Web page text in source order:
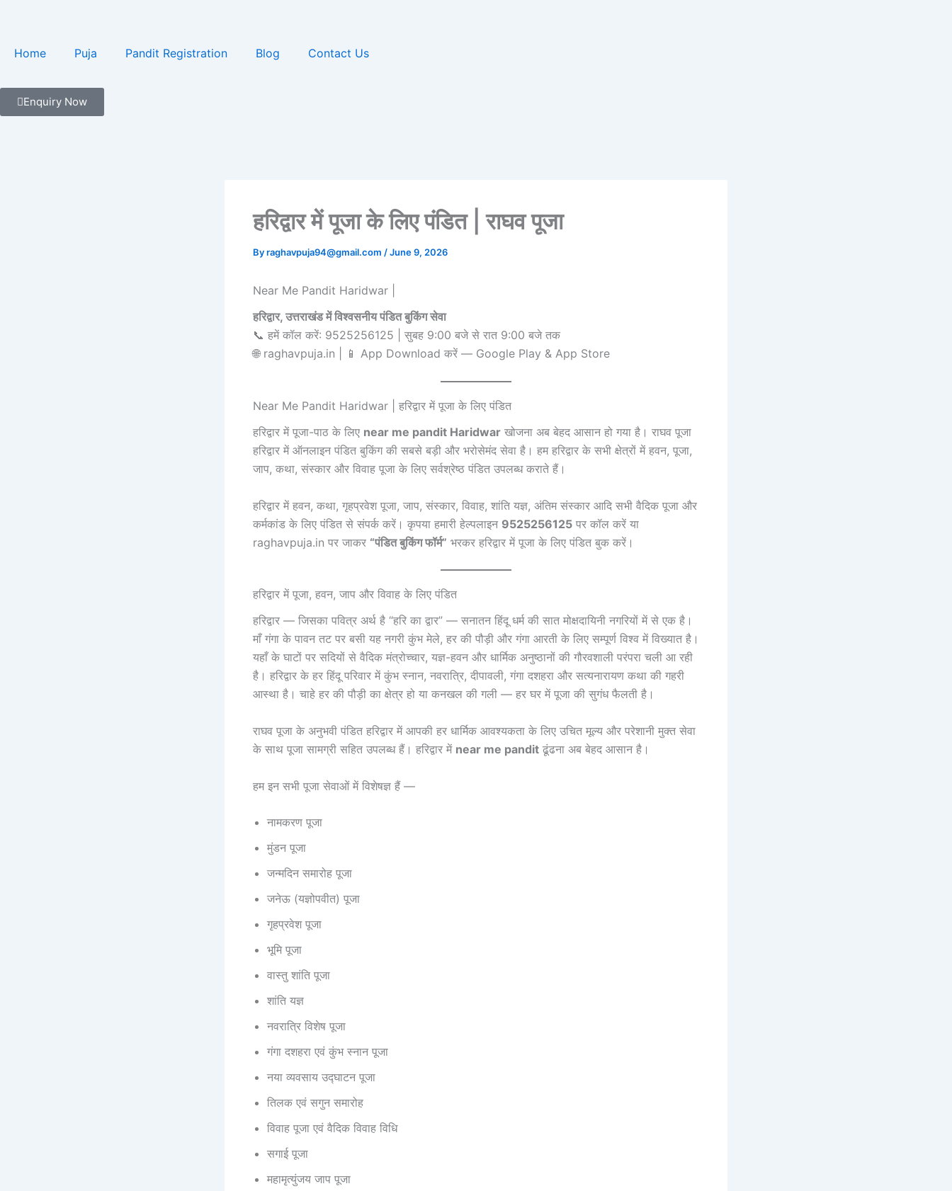
content
Home Puja Pandit Registration Blog Contact Us
Enquiry Now
हरिद्वार में पूजा के लिए पंडित | राघव पूजा
Byraghavpuja94@gmail.com /June 9, 2026
Near Me Pandit Haridwar |
हरिद्वार, उत्तराखंड में विश्वसनीय पंडित बुकिंग सेवा
📞 हमें कॉल करें: 9525256125 | सुबह 9:00 बजे से रात 9:00 बजे तक
🌐 raghavpuja.in | 📱 App Download करें — Google Play & App Store
Near Me Pandit Haridwar | हरिद्वार में पूजा के लिए पंडित
हरिद्वार में पूजा-पाठ के लिए near me pandit Haridwar खोजना अब बेहद आसान हो गया है। राघव पूजा
हरिद्वार में ऑनलाइन पंडित बुकिंग की सबसे बड़ी और भरोसेमंद सेवा है। हम हरिद्वार के सभी क्षेत्रों में हवन, पूजा,
जाप, कथा, संस्कार और विवाह पूजा के लिए सर्वश्रेष्ठ पंडित उपलब्ध कराते हैं।
हरिद्वार में हवन, कथा, गृहप्रवेश पूजा, जाप, संस्कार, विवाह, शांति यज्ञ, अंतिम संस्कार आदि सभी वैदिक पूजा और
कर्मकांड के लिए पंडित से संपर्क करें। कृपया हमारी हेल्पलाइन 9525256125 पर कॉल करें या
raghavpuja.in पर जाकर “पंडित बुकिंग फॉर्म” भरकर हरिद्वार में पूजा के लिए पंडित बुक करें।
हरिद्वार में पूजा, हवन, जाप और विवाह के लिए पंडित
हरिद्वार — जिसका पवित्र अर्थ है “हरि का द्वार” — सनातन हिंदू धर्म की सात मोक्षदायिनी नगरियों में से एक है।
माँ गंगा के पावन तट पर बसी यह नगरी कुंभ मेले, हर की पौड़ी और गंगा आरती के लिए सम्पूर्ण विश्व में विख्यात है।
यहाँ के घाटों पर सदियों से वैदिक मंत्रोच्चार, यज्ञ-हवन और धार्मिक अनुष्ठानों की गौरवशाली परंपरा चली आ रही
है। हरिद्वार के हर हिंदू परिवार में कुंभ स्नान, नवरात्रि, दीपावली, गंगा दशहरा और सत्यनारायण कथा की गहरी
आस्था है। चाहे हर की पौड़ी का क्षेत्र हो या कनखल की गली — हर घर में पूजा की सुगंध फैलती है।
राघव पूजा के अनुभवी पंडित हरिद्वार में आपकी हर धार्मिक आवश्यकता के लिए उचित मूल्य और परेशानी मुक्त सेवा
के साथ पूजा सामग्री सहित उपलब्ध हैं। हरिद्वार में near me pandit ढूंढना अब बेहद आसान है।
हम इन सभी पूजा सेवाओं में विशेषज्ञ हैं —
नामकरण पूजा
मुंडन पूजा
जन्मदिन समारोह पूजा
जनेऊ (यज्ञोपवीत) पूजा
गृहप्रवेश पूजा
भूमि पूजा
वास्तु शांति पूजा
शांति यज्ञ
नवरात्रि विशेष पूजा
गंगा दशहरा एवं कुंभ स्नान पूजा
नया व्यवसाय उद्घाटन पूजा
तिलक एवं सगुन समारोह
विवाह पूजा एवं वैदिक विवाह विधि
सगाई पूजा
महामृत्युंजय जाप पूजा